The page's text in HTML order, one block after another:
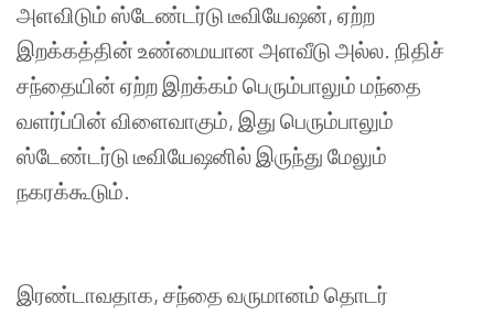
அளவிடும் ஸ்டேண்டர்டுடீவியேஷன், ஏற்ற
இறக்கத்தின் உண்மையான அளவீடுஅல்ல. நிதிச்
சந்தையின் ஏற்ற இறக்கம் பெரும்பாலும் மந்தை
வளர்ப்பின் விளைவாகும், இது பெரும்பாலும்
ஸ்டேண்டர்டுடீவியேஷனில் இருந்து மேலும்
நகரக்கூடும்.
இரண்டாவதாக, சந்தை வருமானம் தொடர்